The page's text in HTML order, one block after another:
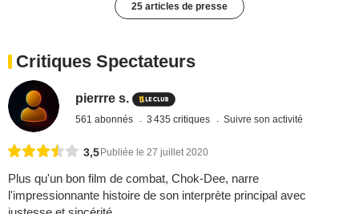
25 articles de presse
Critiques Spectateurs
pierrre s.
561 abonnés 3 435 critiques Suivre son activité
3,5Publiée le 27 juillet 2020
Plus qu'un bon film de combat, Chok-Dee, narre
l'impressionnante histoire de son interprète principal avec